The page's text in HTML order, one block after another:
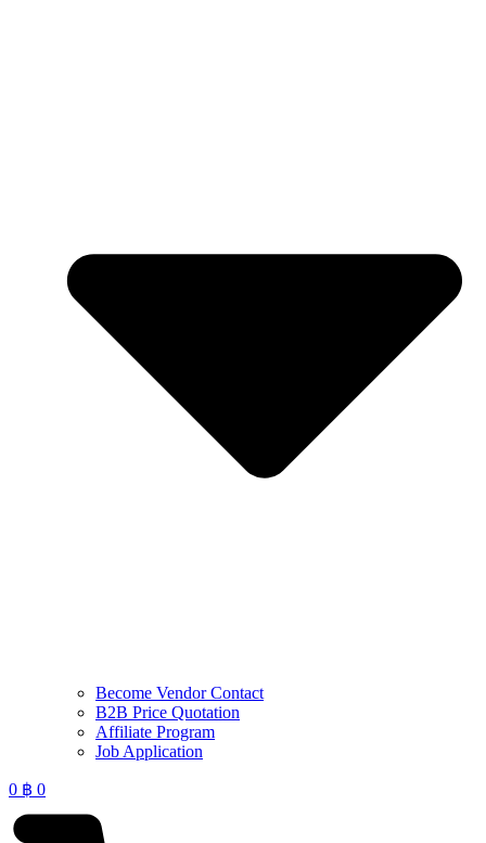
Become Vendor Contact
B2B Price Quotation
Affiliate Program
Job Application
0 ฿ 0